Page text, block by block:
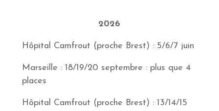
2026
Hôpital Camfrout (proche Brest) : 5/6/7 juin
Marseille : 18/19/20 septembre : plus que 4
places
Hôpital Camfrout (proche Brest) : 13/14/15